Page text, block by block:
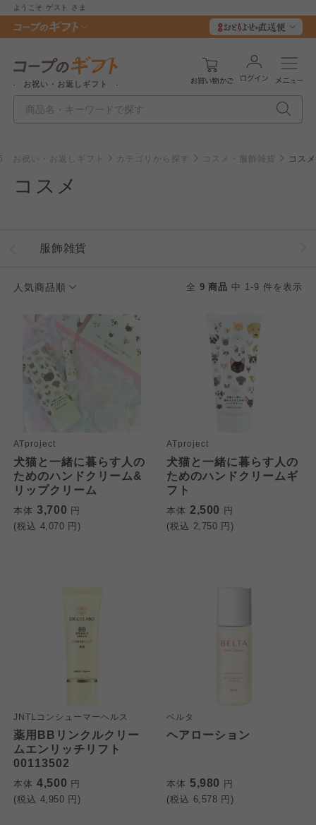
ようこそ ゲスト さま
お祝い・お返しギフト
お祝い・お返しギフト カテゴリから探す コスメ・服飾雑貨 コスメ
コスメ
服飾雑貨
人気商品順 全 9 商品 中 1-9 件を表示
ATproject
犬猫と一緒に暮らす人の
ためのハンドクリーム&
リップクリーム
本体 3,700 円
(税込 4,070 円)
ATproject
犬猫と一緒に暮らす人の
ためのハンドクリームギ
フト
本体 2,500 円
(税込 2,750 円)
JNTLコンシューマーヘルス
薬用BBリンクルクリー
ムエンリッチリフト
00113502
本体 4,500 円
(税込 4,950 円)
ベルタ
ヘアローション
本体 5,980 円
(税込 6,578 円)
ご利用約款（ご利用規約・ご利
用規程）について
このサイトは7つの生協から業務委託を受けて、
コープきんき事業連合が運営しています。ご自
個人情報保護方針について
このサイトは7つの生協から業務委託を受けて、
コープきんき事業連合が運営しています。お預
かりしている個人情報については、コープ事業
連合、ならびに各生協の「個人情報保護方針」
特定商取引法に基づく表記につ
このサイトは7つの生協から業務委託を受けて、
コープきんき事業連合が運営しています。販売